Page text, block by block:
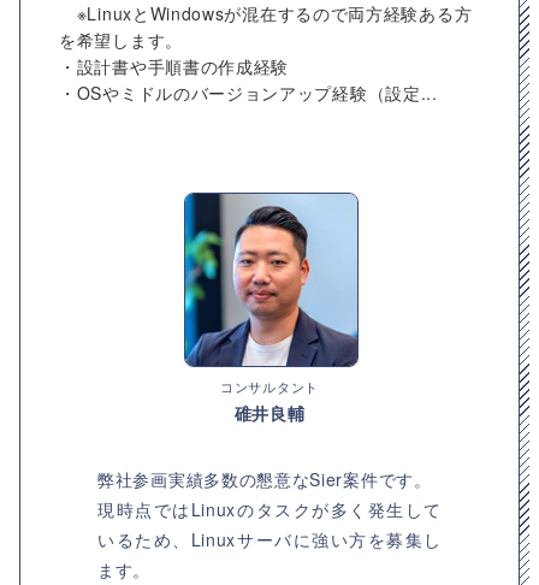
※LinuxとWindowsが混在するので両方経験ある方
を希望します。
・設計書や手順書の作成経験
・OSやミドルのバージョンアップ経験（設定...
コンサルタント
碓井良輔
弊社参画実績多数の懇意なSier案件です。
現時点ではLinuxのタスクが多く発生して
いるため、Linuxサーバに強い方を募集し
ます。